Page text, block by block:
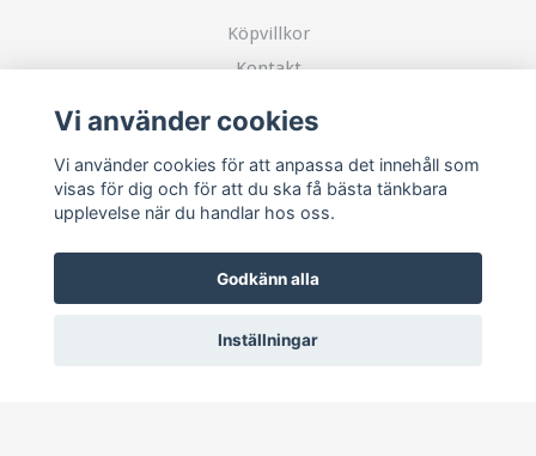
Köpvillkor
Kontakt
Sociala medier
Vi använder cookies
Vi använder cookies för att anpassa det innehåll som
visas för dig och för att du ska få bästa tänkbara
upplevelse när du handlar hos oss.
Godkänn alla
Inställningar